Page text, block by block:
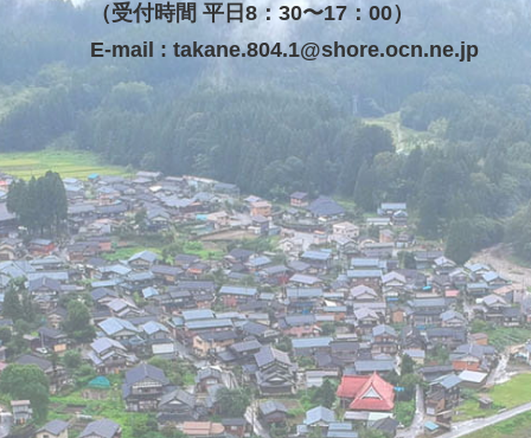
（受付時間 平日8：30〜17：00）
E-mail : takane.804.1@shore.ocn.ne.jp